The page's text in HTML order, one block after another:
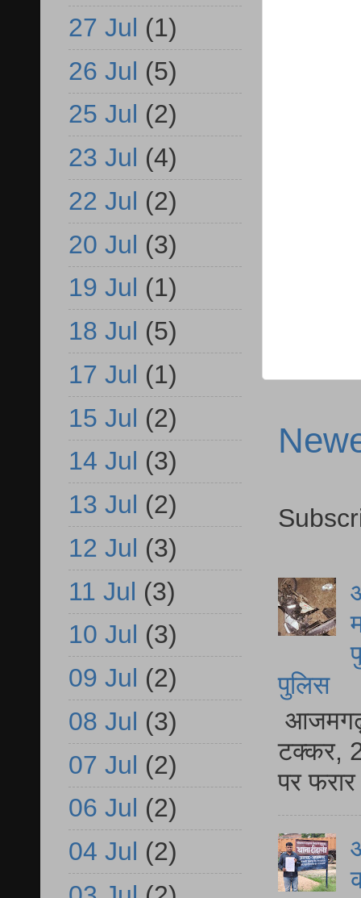
पुलिस
आजमगढ़
टक्कर,
पर
27 Jul (1)
26 Jul (5)
25 Jul (2)
23 Jul (4)
22 Jul (2)
20 Jul (3)
19 Jul (1)
18 Jul (5)
17 Jul (1)
15 Jul (2)
14 Jul (3)
13 Jul (2)
12 Jul (3)
11 Jul (3)
10 Jul (3)
09 Jul (2)
08 Jul (3)
07 Jul (2)
06 Jul (2)
04 Jul (2)